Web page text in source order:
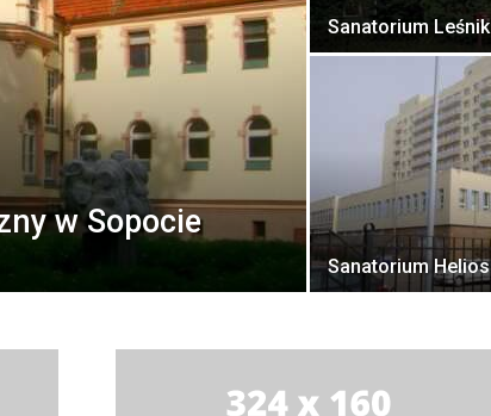
w Sopocie
Sanatorium Leśnik
Sanatorium Helios